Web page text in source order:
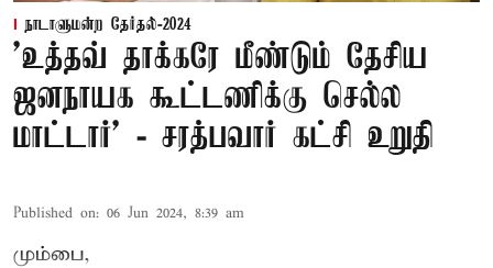
நாடாளுமன்ற தேர்தல்-2024
'உத்தவ் தாக்கரே மீண்டும் தேசிய
ஜனநாயக கூட்டணிக்கு செல்ல
மாட்டார்' - சரத்பவார் கட்சி உறுதி
Published on: 06 Jun 2024, 8:39 am
மும்பை,